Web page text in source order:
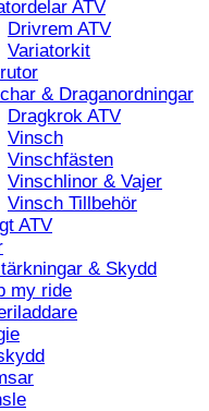
ATV
Drivrem ATV
Variatorkit
& Draganordningar
Dragkrok ATV
Vinsch
Vinschfästen
Vinschlinor & Vajer
Vinsch Tillbehör
ATV
& Skydd
my ride